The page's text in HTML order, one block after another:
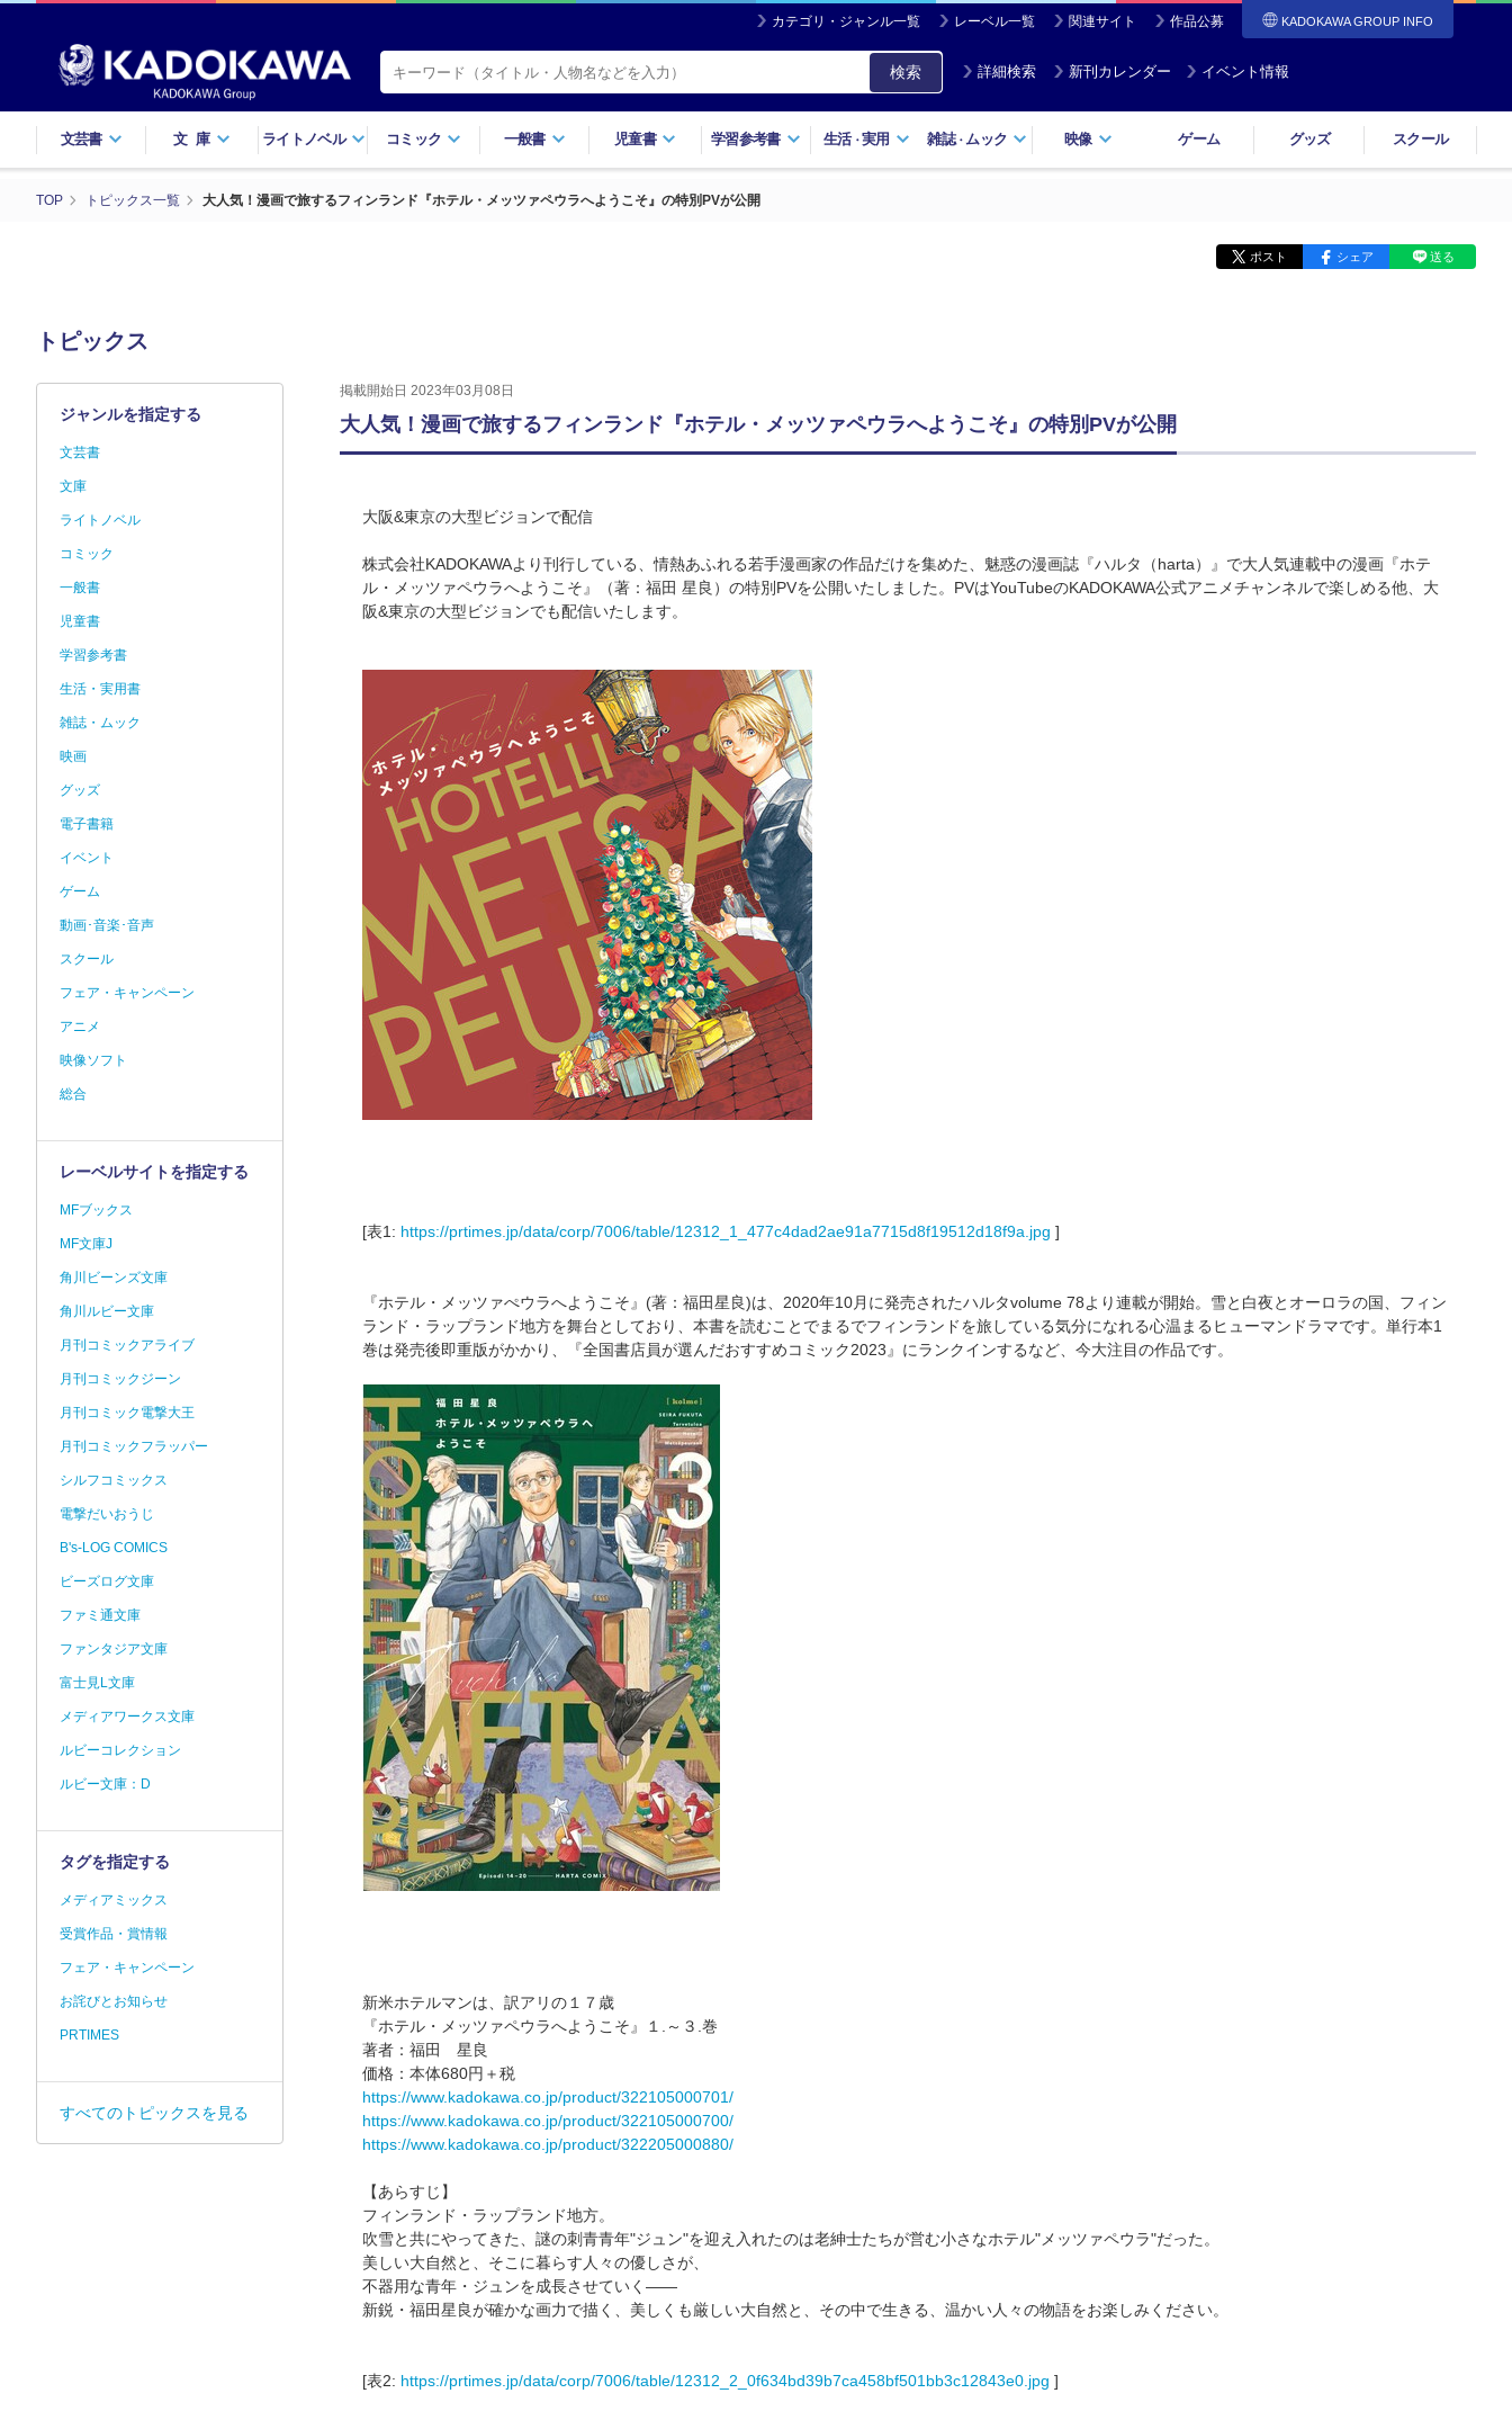
カテゴリ・ジャンル一覧 レーベル一覧 関連サイト 作品公募 KADOKAWA GROUP INFO
検索 詳細検索 新刊カレンダー イベント情報
文芸書 文庫 ライトノベル コミック 一般書 児童書 学習参考書 生活・実用 雑誌・ ムック 映像 ゲーム グッズ スクール
TOP トピックス一覧 大人気！漫画で旅するフィンランド『ホテル・メッツァペウラへようこそ』の特別PVが公開
ポスト シェア 送る
トピックス
掲載開始日 2023年03月08日
大人気！漫画で旅するフィンランド『ホテル・メッツァペウラへようこそ』の特別PVが公開
大阪&東京の大型ビジョンで配信
株式会社KADOKAWAより刊行している、情熱あふれる若手漫画家の作品だけを集めた、魅惑の漫画誌『ハルタ（harta）』で大人気連載中の漫画『ホテ
ル・メッツァペウラへようこそ』（著：福田 星良）の特別PVを公開いたしました。PVはYouTubeのKADOKAWA公式アニメチャンネルで楽しめる他、大
阪&東京の大型ビジョンでも配信いたします。
[表1: https://prtimes.jp/data/corp/7006/table/12312_1_477c4dad2ae91a7715d8f19512d18f9a.jpg ]
『ホテル・メッツァぺウラへようこそ』(著：福田星良)は、2020年10月に発売されたハルタvolume 78より連載が開始。雪と白夜とオーロラの国、フィン
ランド・ラップランド地方を舞台としており、本書を読むことでまるでフィンランドを旅している気分になれる心温まるヒューマンドラマです。単行本1
巻は発売後即重版がかかり、『全国書店員が選んだおすすめコミック2023』にランクインするなど、今大注目の作品です。
新米ホテルマンは、訳アリの１７歳
『ホテル・メッツァペウラへようこそ』１.～３.巻
著者：福田 星良
価格：本体680円＋税
https://www.kadokawa.co.jp/product/322105000701/
https://www.kadokawa.co.jp/product/322105000700/
https://www.kadokawa.co.jp/product/322205000880/
【あらすじ】
フィンランド・ラップランド地方。
吹雪と共にやってきた、謎の刺青青年"ジュン"を迎え入れたのは老紳士たちが営む小さなホテル"メッツァペウラ"だった。
美しい大自然と、そこに暮らす人々の優しさが、
不器用な青年・ジュンを成長させていく――
新鋭・福田星良が確かな画力で描く、美しくも厳しい大自然と、その中で生きる、温かい人々の物語をお楽しみください。
[表2: https://prtimes.jp/data/corp/7006/table/12312_2_0f634bd39b7ca458bf501bb3c12843e0.jpg ]
ジャンルを指定する
文芸書
文庫
ライトノベル
コミック
一般書
児童書
学習参考書
生活・実用書
雑誌・ムック
映画
グッズ
電子書籍
イベント
ゲーム
動画･音楽･音声
スクール
フェア・キャンペーン
アニメ
映像ソフト
総合
レーベルサイトを指定する
MFブックス
MF文庫J
角川ビーンズ文庫
角川ルビー文庫
月刊コミックアライブ
月刊コミックジーン
月刊コミック電撃大王
月刊コミックフラッパー
シルフコミックス
電撃だいおうじ
B's-LOG COMICS
ビーズログ文庫
ファミ通文庫
ファンタジア文庫
富士見L文庫
メディアワークス文庫
ルビーコレクション
ルビー文庫：D
タグを指定する
メディアミックス
受賞作品・賞情報
フェア・キャンペーン
お詫びとお知らせ
PRTIMES
すべてのトピックスを見る